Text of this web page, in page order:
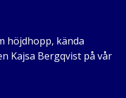
höjdhopp, kända
Kajsa Bergqvist på vår